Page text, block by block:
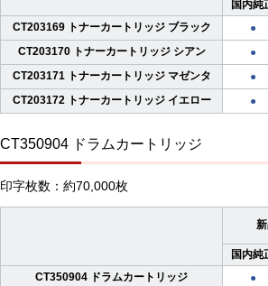
国内純
CT203169 トナーカートリッジ ブラック
●
CT203170 トナーカートリッジ シアン
●
CT203171 トナーカートリッジ マゼンタ
●
CT203172 トナーカートリッジ イエロー
●
CT350904 ドラムカートリッジ
印字枚数：約70,000枚
国内純
CT350904 ドラムカートリッジ
●